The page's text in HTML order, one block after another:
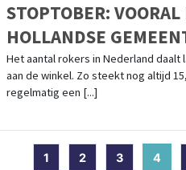
STOPTOBER:
HOLLANDSE
VOLOP GEROOKT
Het aantal rokers in Nederland
aan de winkel. Zo steekt nog altijd
regelmatig een [...]
1 2 3 4